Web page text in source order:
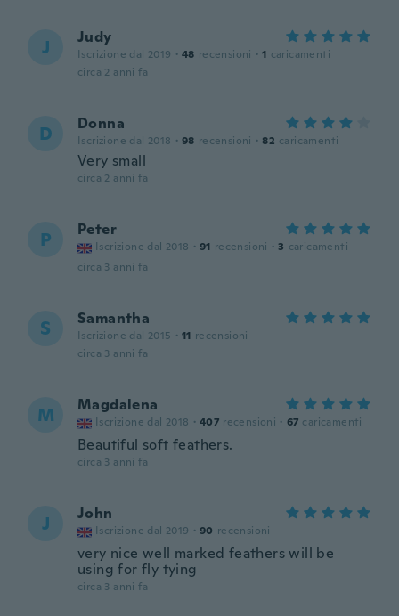
J Judy
Iscrizione dal 2019 · 48 recensioni · 1 caricamenti
circa 2 anni fa
D Donna
Iscrizione dal 2018 · 98 recensioni · 82 caricamenti
Very small
circa 2 anni fa
P Peter
Iscrizione dal 2018 · 91 recensioni · 3 caricamenti
circa 3 anni fa
S Samantha
Iscrizione dal 2015 · 11 recensioni
circa 3 anni fa
M Magdalena
Iscrizione dal 2018 · 407 recensioni · 67 caricamenti
Beautiful soft feathers.
circa 3 anni fa
J John
Iscrizione dal 2019 · 90 recensioni
very nice well marked feathers will be
using for fly tying
circa 3 anni fa